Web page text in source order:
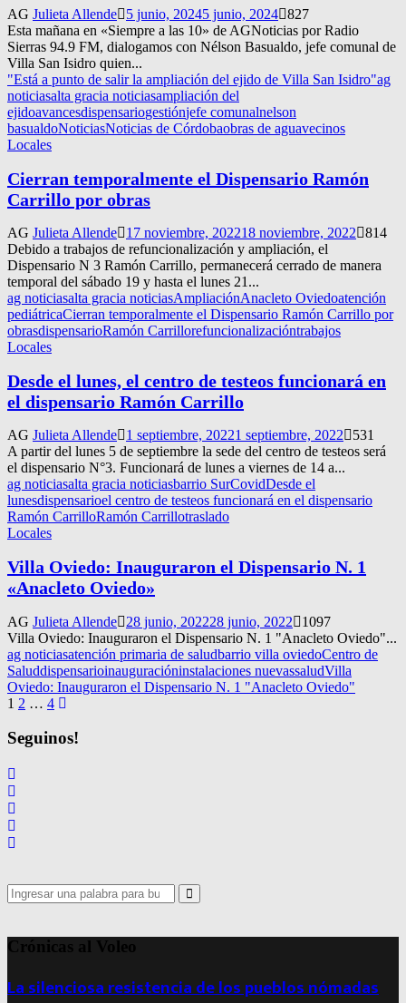
AG Julieta Allende 5 junio, 20245 junio, 2024 827
Esta mañana en «Siempre a las 10» de AGNoticias por Radio
Sierras 94.9 FM, dialogamos con Nélson Basualdo, jefe comunal de
Villa San Isidro quien...
"Está a punto de salir la ampliación del ejido de Villa San Isidro"ag
noticiasalta gracia noticiasampliación del
ejidoavancesdispensariogestiónjefe comunalnelson
basualdoNoticiasNoticias de Córdobaobras de aguavecinos
Locales
Cierran temporalmente el Dispensario Ramón
Carrillo por obras
AG Julieta Allende 17 noviembre, 202218 noviembre, 2022
814
Debido a trabajos de refuncionalización y ampliación, el
Dispensario N 3 Ramón Carrillo, permanecerá cerrado de manera
temporal del sábado 19 y hasta el lunes 21...
ag noticiasalta gracia noticiasAmpliaciónAnacleto Oviedoatención
pediátricaCierran temporalmente el Dispensario Ramón Carrillo por
obrasdispensarioRamón Carrillorefuncionalizacióntrabajos
Locales
Desde el lunes, el centro de testeos funcionará en
el dispensario Ramón Carrillo
AG Julieta Allende 1 septiembre, 20221 septiembre, 2022
531
A partir del lunes 5 de septiembre la sede del centro de testeos será
el dispensario N°3. Funcionará de lunes a viernes de 14 a...
ag noticiasalta gracia noticiasbarrio SurCovidDesde el
lunesdispensarioel centro de testeos funcionará en el dispensario
Ramón CarrilloRamón Carrillotraslado
Locales
Villa Oviedo: Inauguraron el Dispensario N. 1
«Anacleto Oviedo»
AG Julieta Allende 28 junio, 202228 junio, 2022
1097
Villa Oviedo: Inauguraron el Dispensario N. 1 "Anacleto Oviedo"...
ag noticiasatención primaria de saludbarrio villa oviedoCentro de
Saluddispensarioinauguracióninstalaciones nuevassaludVilla
Oviedo: Inauguraron el Dispensario N. 1 "Anacleto Oviedo"
Navegación
de
entradas
1 2 … 4
Seguinos!
Search
for:
Search
Crónicas al Voleo
La silenciosa resistencia de los pueblos nómadas